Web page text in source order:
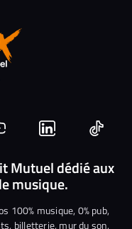
Nous
rejoindre
sur
Linkedin
Nous
Mutuel dédié aux
musique.
100% musique, 0% pub,
billetterie, mur du son,